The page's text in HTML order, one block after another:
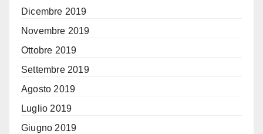
Dicembre 2019
Novembre 2019
Ottobre 2019
Settembre 2019
Agosto 2019
Luglio 2019
Giugno 2019